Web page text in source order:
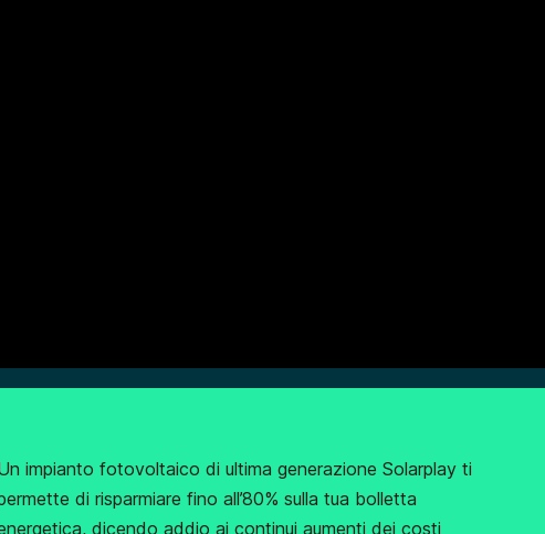
impianto fotovoltaico di ultima generazione Solarplay ti
di risparmiare fino all’80% sulla tua bolletta
dicendo addio ai continui aumenti dei costi